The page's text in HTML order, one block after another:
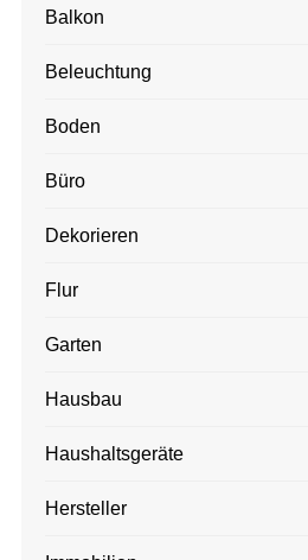
Balkon
Beleuchtung
Boden
Büro
Dekorieren
Flur
Garten
Hausbau
Haushaltsgeräte
Hersteller